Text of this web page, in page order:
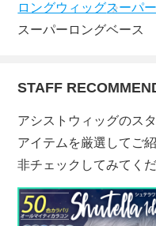
ロングウィッグスーパ
スーパーロングベー
STAFF
アシストウィッグのス
アイテムを厳選してご
非チェックしてみてくだ